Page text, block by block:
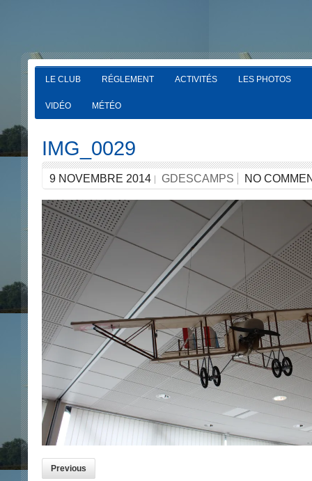
LE CLUB RÉGLEMENT ACTIVITÉS LES PHOTOS
VIDÉO MÉTÉO
IMG_0029
9 NOVEMBRE 2014 GDESCAMPS NO
Previous